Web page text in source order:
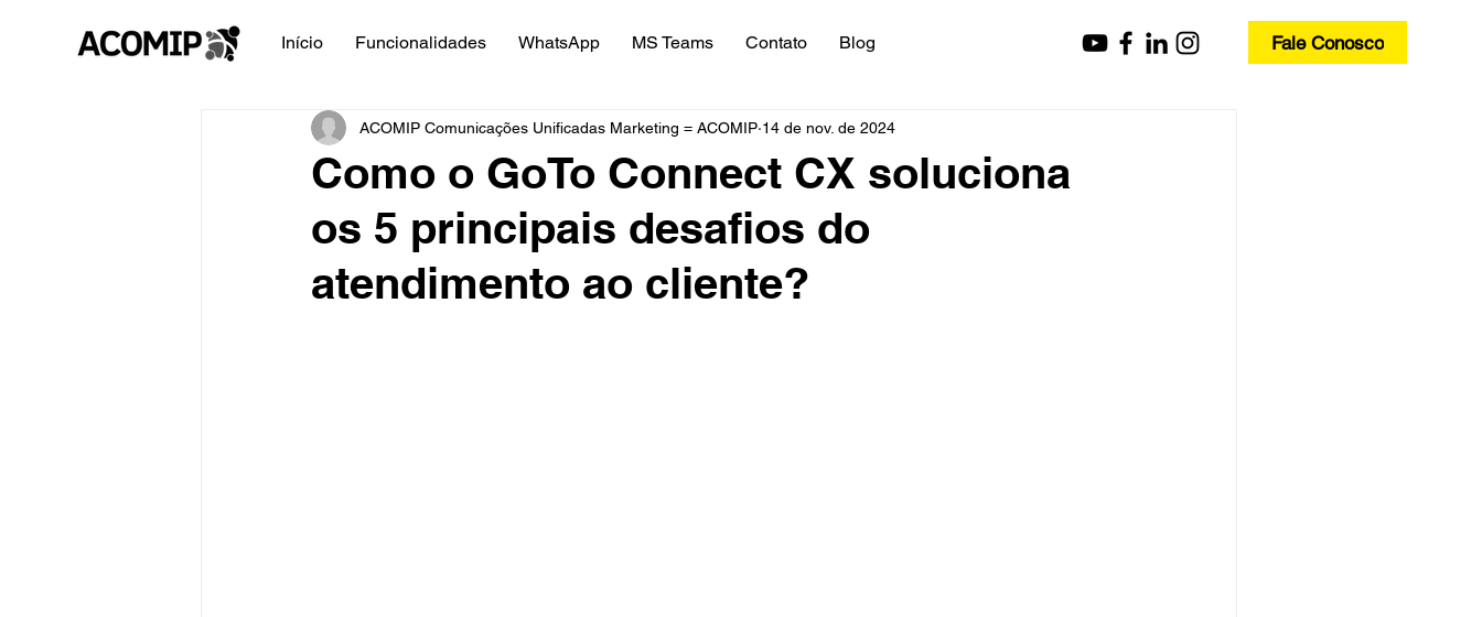
Início Funcionalidades WhatsApp MS Teams Contato Blog Fale Conosco
Como o GoTo Connect CX soluciona
os 5 principais desafios do
atendimento ao cliente?
ACOMIP Comunicações Unificadas Marketing = ACOMIP 14 de nov. de 2024